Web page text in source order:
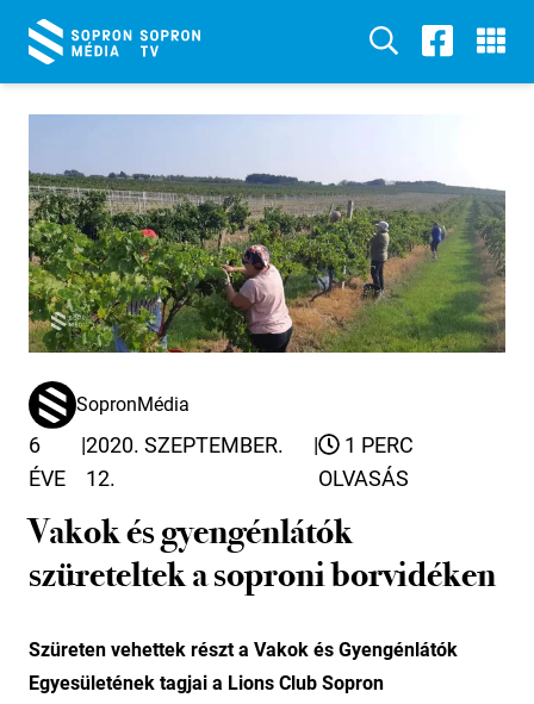
SopronMédia
6
ÉVE
|2020. SZEPTEMBER.
12.
|
1 PERC
OLVASÁS
Vakok és gyengénlátók
szüreteltek a soproni borvidéken
Szüreten vehettek részt a Vakok és Gyengénlátók
Egyesületének tagjai a Lions Club Sopron